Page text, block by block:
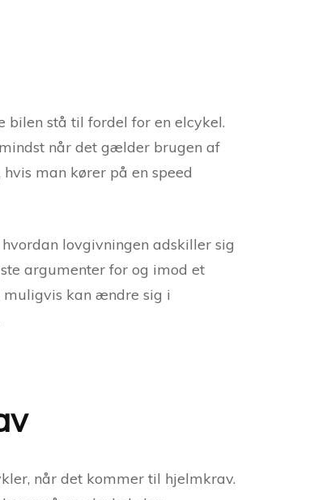
stå til fordel for en elcykel.
når det gælder brugen af
man kører på en speed
lovgivningen adskiller sig
argumenter for og imod et
muligvis kan ændre sig i
når det kommer til hjelmkrav.